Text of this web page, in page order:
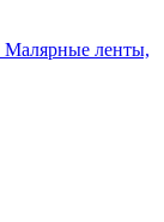
Малярные ленты,